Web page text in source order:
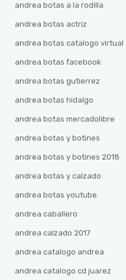
andrea botas a la rodilla
andrea botas actriz
andrea botas catalogo virtual
andrea botas facebook
andrea botas gutierrez
andrea botas hidalgo
andrea botas mercadolibre
andrea botas y botines
andrea botas y botines 2018
andrea botas y calzado
andrea botas youtube
andrea caballero
andrea calzado 2017
andrea catalogo andrea
andrea catalogo cd juarez